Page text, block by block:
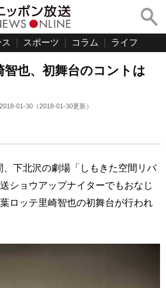
スポーツ コラム ライフ
智也、初舞台のコントは
2018-01-30 （2018-01-30更新）
下北沢の劇場「しもきた空間リバ
ショウアップナイターでもおなじ
ロッテ里崎智也の初舞台が行われ